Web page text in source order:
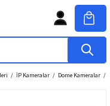
İP Kameralar Dome Kameralar